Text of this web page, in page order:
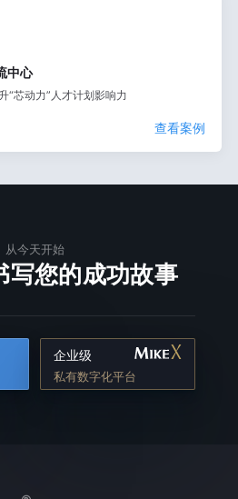
中心
“芯动力”人才计划影响力
查看案例
从今天开始
写您的成功故事
企业级
私有数字化平台